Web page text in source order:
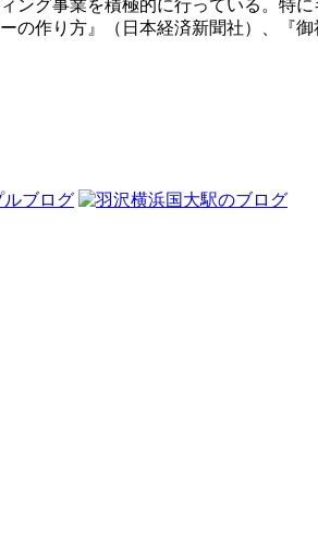
ング事業を積極的に行っている。
の作り方』（日本経済新聞社）、『